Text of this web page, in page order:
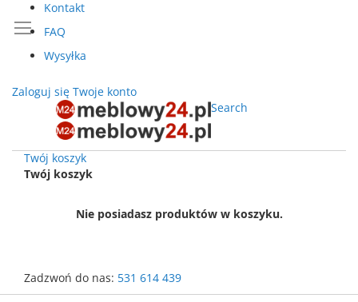
Kontakt
FAQ
Wysyłka
Zaloguj się Twoje konto
Search
Twój koszyk
Twój koszyk
Nie posiadasz produktów w koszyku.
Zadzwoń do nas: 531 614 439
Przejdź